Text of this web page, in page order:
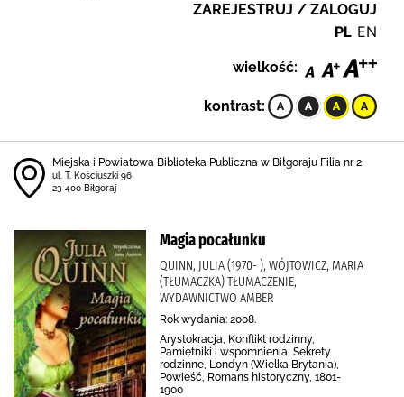
ZAREJESTRUJ / ZALOGUJ
PL EN
wielkość:
kontrast:
Miejska i Powiatowa Biblioteka Publiczna w Biłgoraju Filia nr 2
ul. T. Kościuszki 96
23-400 Biłgoraj
Magia pocałunku
QUINN, JULIA (1970- ), WÓJTOWICZ, MARIA
(TŁUMACZKA) TŁUMACZENIE,
WYDAWNICTWO AMBER
Rok wydania: 2008.
Arystokracja, Konflikt rodzinny,
Pamiętniki i wspomnienia, Sekrety
rodzinne, Londyn (Wielka Brytania),
Powieść, Romans historyczny, 1801-
1900